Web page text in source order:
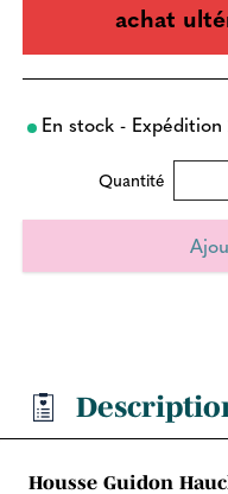
achat
En stock - Expédition
Quantité
Housse Guidon